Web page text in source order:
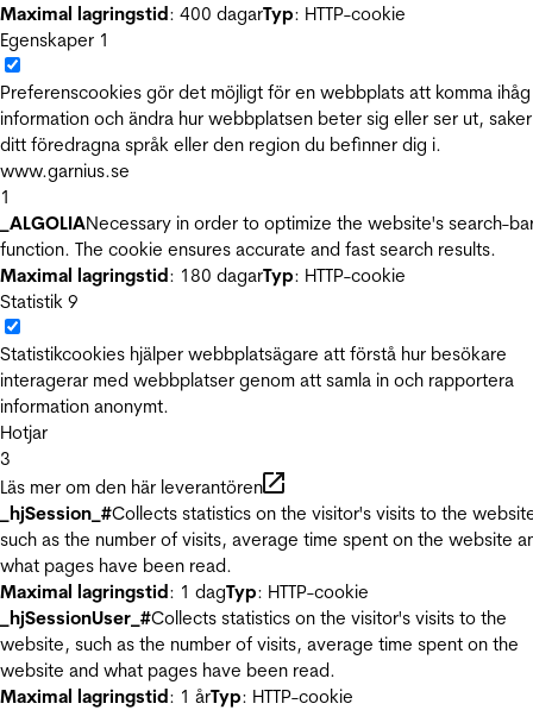
Maximal lagringstid: 400 dagarTyp: HTTP-cookie
Egenskaper 1
Preferenscookies gör det möjligt för en webbplats att komma ihåg
information och ändra hur webbplatsen beter sig eller ser ut,
ditt föredragna språk eller den region du befinner dig i.
www.garnius.se
1
_ALGOLIANecessary in order to optimize the website's search-
function. The cookie ensures accurate and fast search results.
Maximal lagringstid: 180 dagarTyp: HTTP-cookie
Statistik 9
Statistikcookies hjälper webbplatsägare att förstå hur besökare
interagerar med webbplatser genom att samla in och rapportera
information anonymt.
Hotjar
3
Läs mer om den här leverantören
_hjSession_#Collects statistics on the visitor's visits to the
such as the number of visits, average time spent on the website
what pages have been read.
Maximal lagringstid: 1 dagTyp: HTTP-cookie
_hjSessionUser_#Collects statistics on the visitor's visits to the
website, such as the number of visits, average time spent on the
website and what pages have been read.
Maximal lagringstid: 1 årTyp: HTTP-cookie